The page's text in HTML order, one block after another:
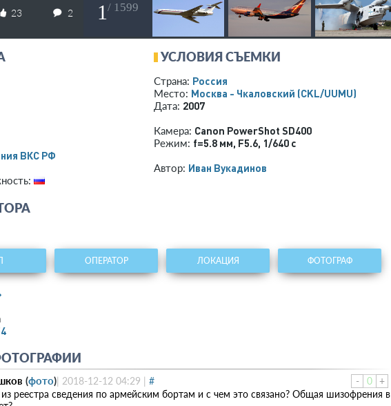
23 2 1 / 1599
ВКС РФ
УСЛОВИЯ СЪЕМКИ
Страна: Россия
Место: Москва - Чкаловский (CKL/UUMU)
Дата: 2007
Камера: Canon PowerShot SD400
Режим: f=5.8 мм, F5.6, 1/640 с
Автор: Иван Вукадинов
ОПЕРАТОР ЛОКАЦИЯ ФОТОГРАФ
- 0 +
(фото)| 2018-12-12 04:29 | #
реестра сведения по армейским бортам и с чем это связано? Общая шизофрения в